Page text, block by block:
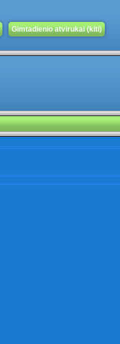
Gimtadienio atvirukai (kiti)